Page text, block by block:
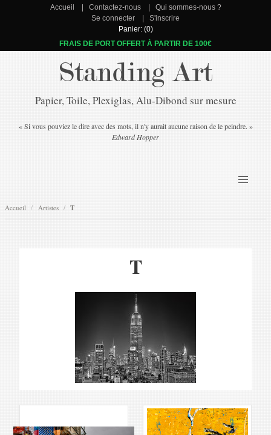
Accueil Contactez-nous
Qui sommes-nous ?
Se connecter
S'inscrire
Panier: (0)
FRAIS DE PORT OFFERT À PARTIR DE 100€
Standing Art
Papier, Toile, Plexiglas, Alu-Dibond sur mesure
« Si vous pouviez le dire avec des mots, il n'y aurait aucune raison de le peindre. »
Edward Hopper
Accueil Artistes T
T